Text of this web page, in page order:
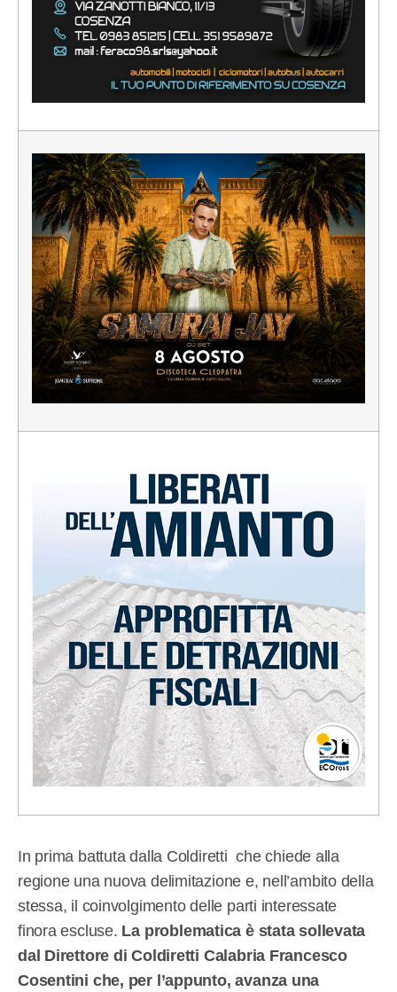
In prima battuta dalla Coldiretti che chiede alla
regione una nuova delimitazione e, nell’ambito della
stessa, il coinvolgimento delle parti interessate
finora escluse. La problematica è stata sollevata
dal Direttore di Coldiretti Calabria Francesco
Cosentini che, per l’appunto, avanza una